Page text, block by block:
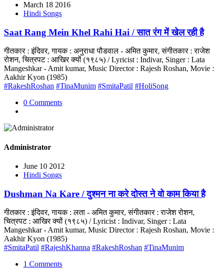
March 18 2016
Hindi Songs
Saat Rang Mein Khel Rahi Hai / सात रंग में खेल रही है
गीतकार : इंदिवर, गायक : अनुराधा पौडवाल - अमित कुमार, संगीतकार : राजेश
रोशन, चित्रपट : आखिर क्यों (१९८५) / Lyricist : Indivar, Singer : Lata
Mangeshkar - Amit kumar, Music Director : Rajesh Roshan, Movie :
Aakhir Kyon (1985)
#RakeshRoshan #TinaMunim #SmitaPatil #HoliSong
0 Comments
Administrator
June 10 2012
Hindi Songs
Dushman Na Kare / दुश्मन ना करे दोस्त ने वो काम किया है
गीतकार : इंदिवर, गायक : लता - अमित कुमार, संगीतकार : राजेश रोशन,
चित्रपट : आखिर क्यों (१९८५) / Lyricist : Indivar, Singer : Lata
Mangeshkar - Amit kumar, Music Director : Rajesh Roshan, Movie :
Aakhir Kyon (1985)
#SmitaPatil #RajeshKhanna #RakeshRoshan #TinaMunim
1 Comments